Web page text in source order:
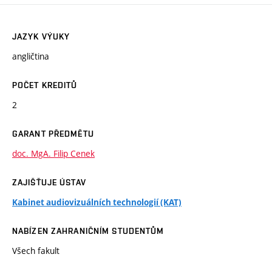
JAZYK VÝUKY
angličtina
POČET KREDITŮ
2
GARANT PŘEDMĚTU
doc. MgA. Filip Cenek
ZAJIŠŤUJE ÚSTAV
Kabinet audiovizuálních technologií (KAT)
NABÍZEN ZAHRANIČNÍM STUDENTŮM
Všech fakult